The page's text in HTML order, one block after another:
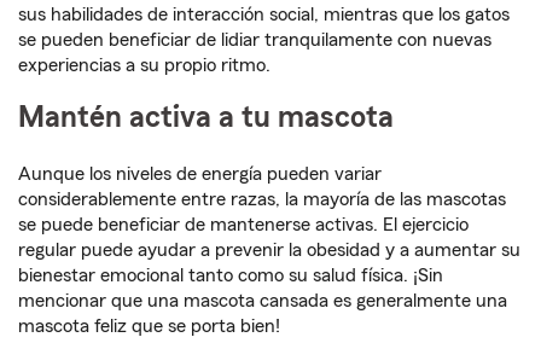
sus habilidades de interacción social, mientras que los gatos
se pueden beneficiar de lidiar tranquilamente con nuevas
experiencias a su propio ritmo.
Mantén activa a tu mascota
Aunque los niveles de energía pueden variar
considerablemente entre razas, la mayoría de las mascotas
se puede beneficiar de mantenerse activas. El ejercicio
regular puede ayudar a prevenir la obesidad y a aumentar su
bienestar emocional tanto como su salud física. ¡Sin
mencionar que una mascota cansada es generalmente una
mascota feliz que se porta bien!